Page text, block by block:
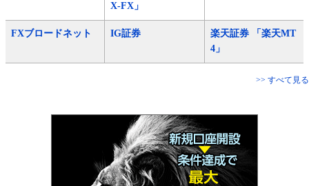
X-FX」
FXブロードネット IG証券
楽天証券 「楽天MT
4」
>> すべて見る